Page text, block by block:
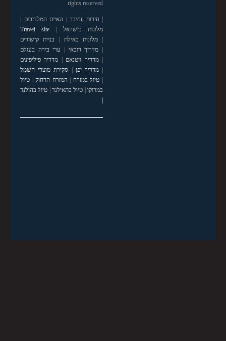
rights reserved
|חידות זנזיבר האיים המלדיבים
מלונות בישראל
Travel site
|מלונות באילת
בניית קישורים
מדריך דובאי
ערי בירה בעולם
|מדריך ויטנאם
מדריך פיליפינים
|מדריך יפן
סקירת מוצרי חשמל
טיול במזרח המזרח הרחוק| טיול
במרוקו| טיול בתאילנד| טיול בהולנד